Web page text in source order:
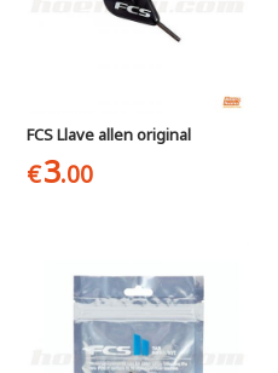
FCS Llave allen original
€3.00